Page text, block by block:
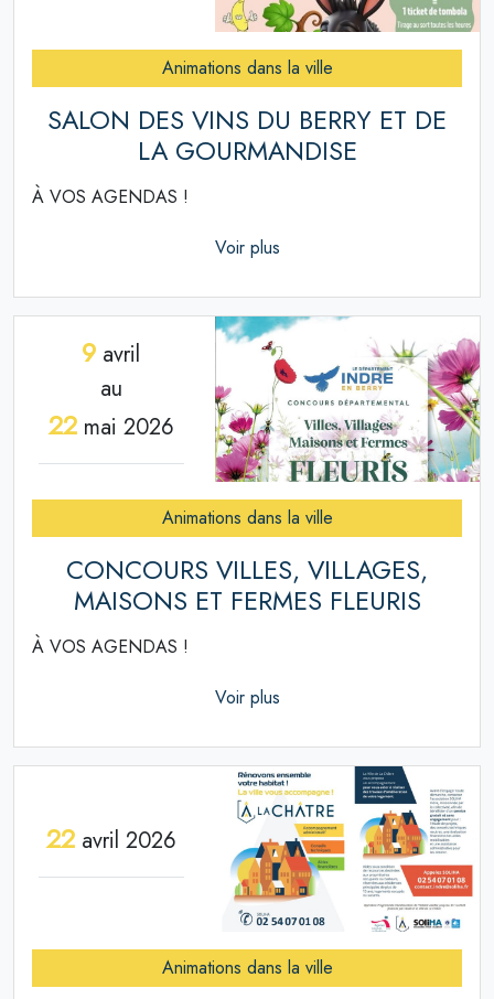
Animations dans la ville
SALON DES VINS DU BERRY ET DE
LA GOURMANDISE
À VOS AGENDAS !
Voir plus
9 avril
au
22mai 2026
Animations dans la ville
CONCOURS VILLES, VILLAGES,
MAISONS ET FERMES FLEURIS
À VOS AGENDAS !
Voir plus
22avril 2026
Animations dans la ville